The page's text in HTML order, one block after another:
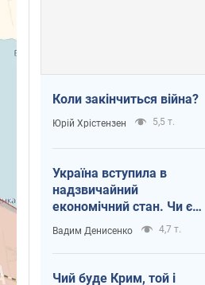
Коли закінчиться війна?
Юрій Хрістензен 5,5 т.
Україна вступила в
надзвичайний
економічний стан. Чи є
світло вкінці тунелю?
Вадим Денисенко 4,7 т.
Чий буде Крим, той і